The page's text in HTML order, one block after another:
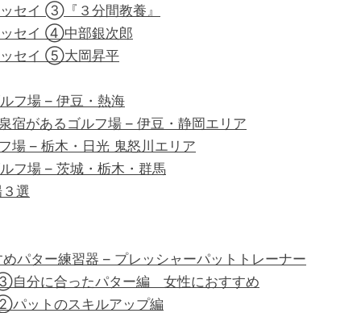
セイ ➂『３分間教養』
ッセイ ④中部銀次郎
ッセイ ⑤大岡昇平
フ場 – 伊豆・熱海
宿があるゴルフ場 – 伊豆・静岡エリア
場 – 栃木・日光 鬼怒川エリア
フ場 – 茨城・栃木・群馬
選
パター練習器 – プレッシャーパットトレーナー
自分に合ったパター編 女性におすすめ
パットのスキルアップ編